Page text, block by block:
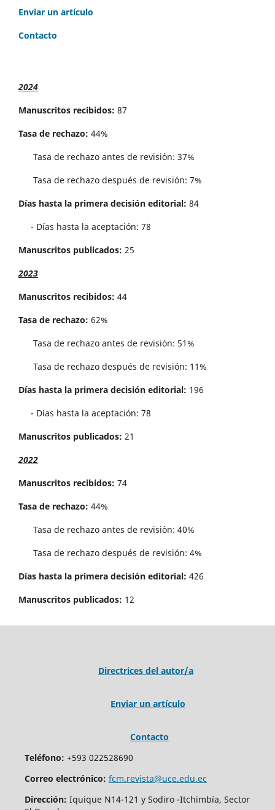
Enviar un artículo
Contacto
2024
Manuscritos recibidos: 87
Tasa de rechazo: 44%
Tasa de rechazo antes de revisi´on: 37%
Tasa de rechazo después de revisión: 7%
Días hasta la primera decisión editorial: 84
- Días hasta la aceptación: 78
Manuscritos publicados: 25
2023
Manuscritos recibidos: 44
Tasa de rechazo: 62%
Tasa de rechazo antes de revisi´on: 51%
Tasa de rechazo después de revisión: 11%
Días hasta la primera decisión editorial: 196
- Días hasta la aceptación: 78
Manuscritos publicados: 21
2022
Manuscritos recibidos: 74
Tasa de rechazo: 44%
Tasa de rechazo antes de revisi´on: 40%
Tasa de rechazo después de revisión: 4%
Días hasta la primera decisión editorial: 426
Manuscritos publicados: 12
Directrices del autor/a
Enviar un artículo
Contacto
Teléfono: +593 022528690
Correo electrónico: fcm.revista@uce.edu.ec
Dirección: Iquique N14-121 y Sodiro -Itchimbía, Sector